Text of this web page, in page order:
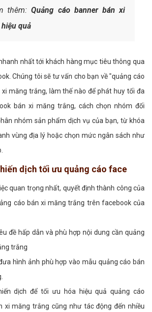
thêm:Quảng cáo banner bán xi
quả
nhất tới khách hàng mục tiêu thông qua
Chúng tôi sẽ tư vấn cho bạn về "quảng cáo
măng trắng, làm thế nào để phát huy tối đa
bán xi măng trắng, cách chọn nhóm đối
nhóm sản phẩm dịch vụ của bạn, từ khóa
vùng địa lý hoặc chọn mức ngân sách như
dịch tối ưu quảng cáo face
quan trọng nhất, quyết định thành công của
cáo bán xi măng trắng trên facebook của
đề hấp dẫn và phù hợp nội dung cần quảng
trắng
hình ảnh phù hợp vào mẫu quảng cáo bán
dịch để tối ưu hóa hiệu quả quảng cáo
xi măng trắng cũng như tác động đến nhiều